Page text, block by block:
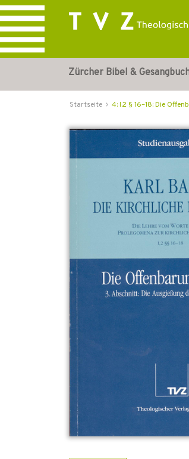
Zürcher Bibel &
Startseite 4: I.2 § 16–18: Die